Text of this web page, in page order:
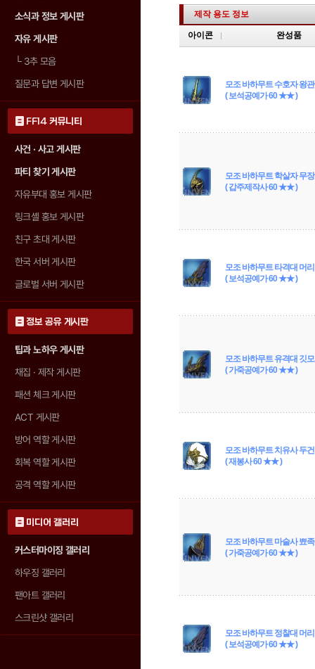
소식과 정보 게시판
자유 게시판
└3추 모음
질문과 답변 게시판
FF14 커뮤니티
사건 · 사고 게시판
파티 찾기 게시판
자유부대 홍보 게시판
링크셸 홍보 게시판
친구 초대 게시판
한국 서버 게시판
글로벌 서버 게시판
정보 공유 게시판
팁과 노하우 게시판
채집 · 제작 게시판
패션 체크 게시판
ACT 게시판
방어 역할 게시판
회복 역할 게시판
공격 역할 게시판
미디어 갤러리
커스터마이징 갤러리
하우징 갤러리
팬아트 갤러리
스크린샷 갤러리
제작 용도 정보
아이콘 완성품
모조 바하무트 수호자 왕관
( 보석공예가 60 ★★ )
모조 바하무트 학살자 무
( 갑주제작사 60 ★★ )
모조 바하무트 타격대 머
( 보석공예가 60 ★★ )
모조 바하무트 유격대 깃
( 가죽공예가 60 ★★ )
모조 바하무트 치유사 두건
( 재봉사 60 ★★ )
모조 바하무트 마술사 뾰
( 가죽공예가 60 ★★ )
모조 바하무트 정찰대 머
( 보석공예가 60 ★★ )